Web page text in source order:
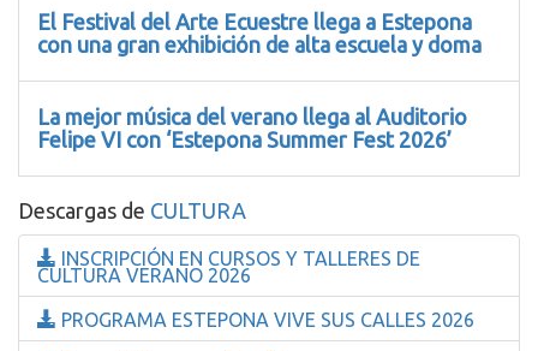
El Festival del Arte Ecuestre llega a Estepona
con una gran exhibición de alta escuela y doma
La mejor música del verano llega al Auditorio
Felipe VI con ‘Estepona Summer Fest 2026’
Descargas de CULTURA
INSCRIPCIÓN EN CURSOS Y TALLERES DE
CULTURA VERANO 2026
PROGRAMA ESTEPONA VIVE SUS CALLES 2026